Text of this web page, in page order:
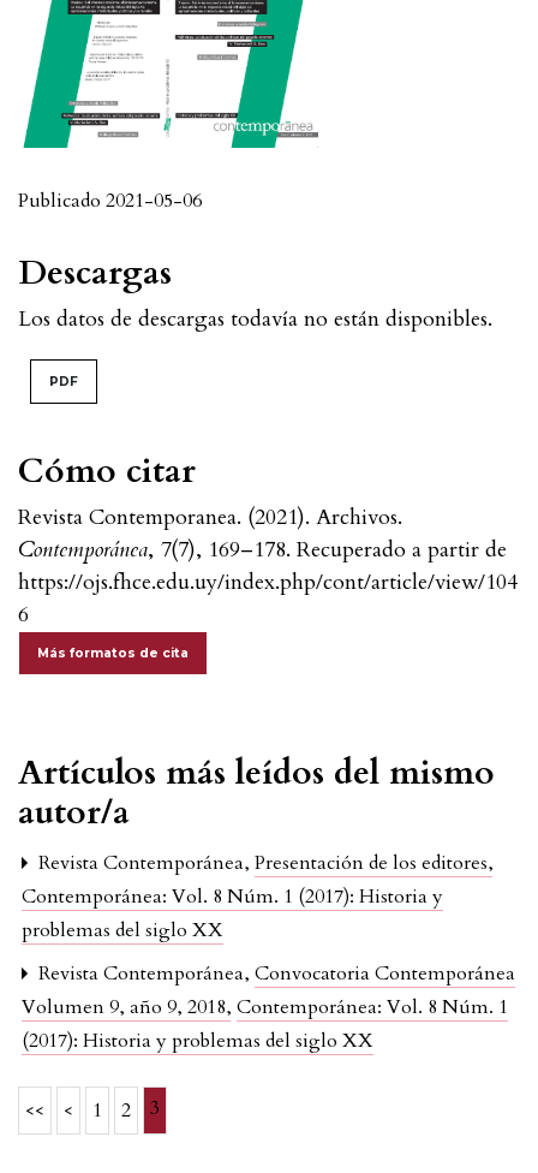
Publicado 2021-05-06
Cómo citar
Revista Contemporanea. (2021). Archivos.
Contemporánea, 7(7), 169–178. Recuperado a partir de
https://ojs.fhce.edu.uy/index.php/cont/article/view/104
6
Más formatos de cita
PDF
Descargas
Los datos de descargas todavía no están disponibles.
Artículos más leídos del mismo
autor/a
Revista Contemporánea, Presentación de los editores,
Contemporánea: Vol. 8 Núm. 1 (2017): Historia y
problemas del siglo XX
Revista Contemporánea, Convocatoria Contemporánea
Volumen 9, año 9, 2018, Contemporánea: Vol. 8 Núm. 1
(2017): Historia y problemas del siglo XX
<< < 1 2 3